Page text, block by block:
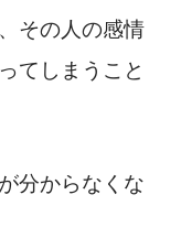
その人の感情
てしまうこと
分からなくな